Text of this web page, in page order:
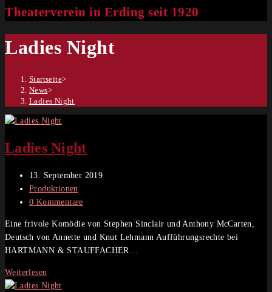
Theaterverein in Erding seit 1920
Ladies Night
Startseite>
News>
Ladies Night
Ladies Night
Beitrag
veröffentlicht:
13. September 2019
Beitrags-
Kategorie:
Produktionen
Beitrags-
0 Kommentare
Eine frivole Komödie von Stephen Sinclair und Anthony McCarten,
Deutsch von Annette und Knut Lehmann Aufführungsrechte bei
HARTMANN & STAUFFACHER…
Weiterlesen
Night